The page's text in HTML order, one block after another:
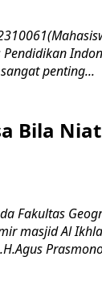
penting...
Bila Niat
Fakultas
masjid Al